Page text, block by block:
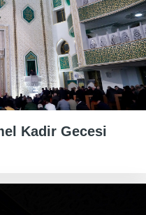
Kadir Gecesi